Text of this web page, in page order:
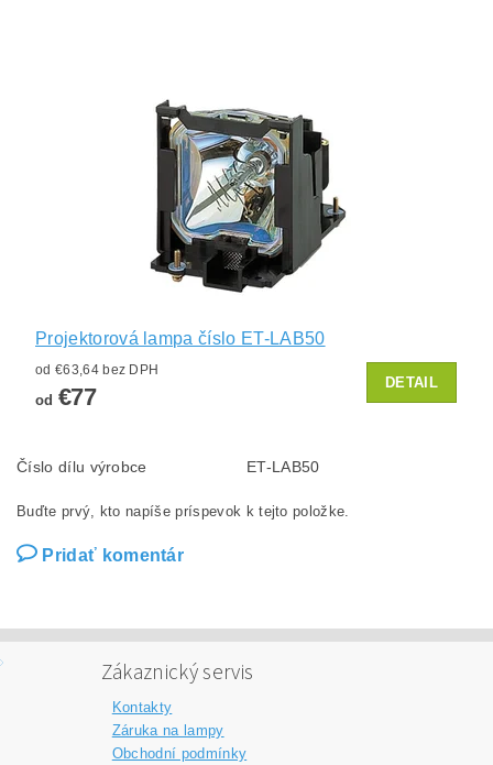
Projektorová lampa číslo ET-LAB50
od €63,64 bez DPH
od €77
DETAIL
Číslo dílu výrobce ET-LAB50
Buďte prvý, kto napíše príspevok k tejto položke.
Pridať komentár
Zákaznický servis
Kontakty
Záruka na lampy
Obchodní podmínky